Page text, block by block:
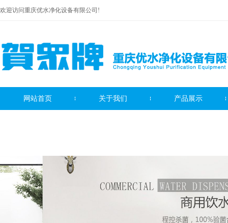
欢迎访问重庆优水净化设备有限公司!
网站首页 关于我们 产品展示